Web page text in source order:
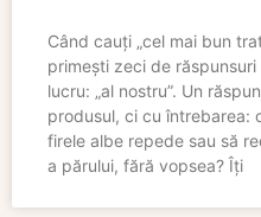
Când cauți „cel mai bun
primești zeci de
lucru: „al nostru”. Un
produsul, ci cu întrebarea:
firele albe repede sau să
a părului, fără vopsea? Îți